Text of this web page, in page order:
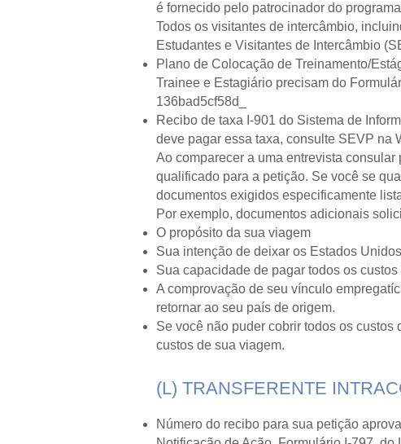
é fornecido pelo patrocinador do
Todos os visitantes de intercâmbio,
Estudantes e Visitantes de Intercâmbio
Plano de Colocação de Treinamento/
Trainee e Estagiário precisam do
136bad5cf58d_
Recibo de taxa I-901 do Sistema de
deve pagar essa taxa, consulte SEVP na
Ao comparecer a uma entrevista
qualificado para a petição. Se você se
documentos exigidos especificamente
Por exemplo, documentos adicionais
O propósito da sua viagem
Sua intenção de deixar os Estados
Sua capacidade de pagar todos os
A comprovação de seu vínculo
retornar ao seu país de origem.
Se você não puder cobrir todos os
custos de sua viagem.
(L) TRANSFERENTE
Número do recibo para sua petição